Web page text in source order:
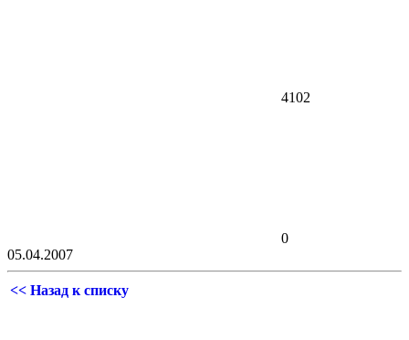
4102
0
05.04.2007
<< Назад к списку